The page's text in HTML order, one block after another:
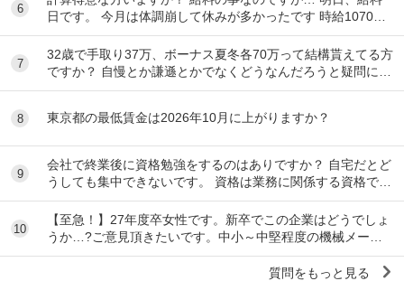
6
日です。 今月は体調崩して休みが多かったです 時給1070円
月10日勤務 実働時間48時間 前払...
7
32歳で手取り37万、ボーナス夏冬各70万って結構貰えてる方
ですか？ 自慢とか謙遜とかでなくどうなんだろうと疑問に思
っただけです。 富裕層と比べず一般...
8 東京都の最低賃金は2026年10月に上がりますか？
9
会社で終業後に資格勉強をするのはありですか？ 自宅だとど
うしても集中できないです。 資格は業務に関係する資格で
す。 うちの会社はタイムカードとキントーンを...
10
【至急！】27年度卒女性です。新卒でこの企業はどうでしょ
うか…?ご意見頂きたいです。中小～中堅程度の機械メーカ
ーです。 職種は営業事務職です。 社内環境等...
質問をもっと見る